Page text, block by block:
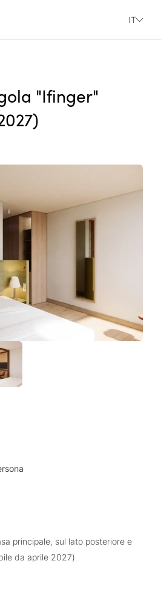
IT
"Ifinger"
principale, sul lato posteriore e
da aprile 2027)